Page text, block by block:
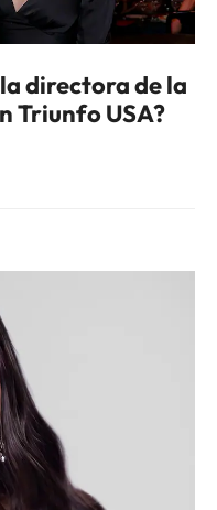
directora de la
Triunfo USA?